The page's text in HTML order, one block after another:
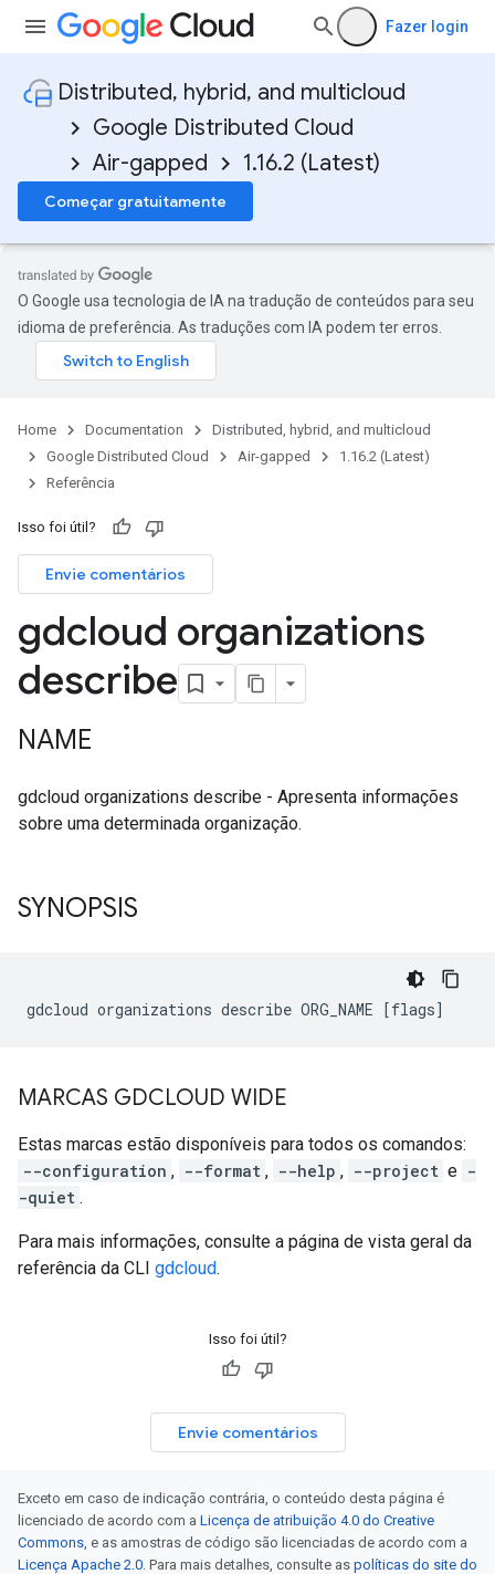
Fazer login
Distributed, hybrid, and multicloud
Google Distributed Cloud
Air-gapped
1.16.2 (Latest)
Começar gratuitamente
O Google usa tecnologia de IA na tradução de conteúdos para seu
idioma de preferência. As traduções com IA podem ter erros.
Home Documentation
Distributed, hybrid, and multicloud
Google Distributed Cloud
Air-gapped
1.16.2 (Latest)
Referência
Isso foi útil?
Envie comentários
gdcloud organizations
describe
NAME
gdcloud organizations describe - Apresenta informações
sobre uma determinada organização.
SYNOPSIS
MARCAS GDCLOUD WIDE
Estas marcas estão disponíveis para todos os comandos:
--configuration , --format , --help , --project e -
-quiet .
Para mais informações, consulte a página de vista geral da
referência da CLI gdcloud.
Isso foi útil?
Envie comentários
Exceto em caso de indicação contrária, o conteúdo desta página é
licenciado de acordo com a Licença de atribuição 4.0 do Creative
Commons, e as amostras de código são licenciadas de acordo com a
Licença Apache 2.0. Para mais detalhes, consulte as políticas do site do